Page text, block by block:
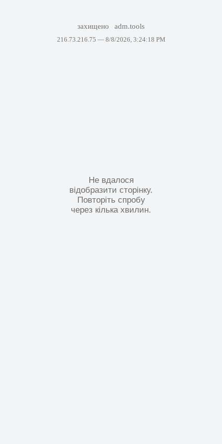
захищено adm.tools
216.73.216.75 — 8/8/2026, 3:24:18 PM
Не вдалося
відобразити сторінку.
Повторіть спробу
через кілька хвилин.